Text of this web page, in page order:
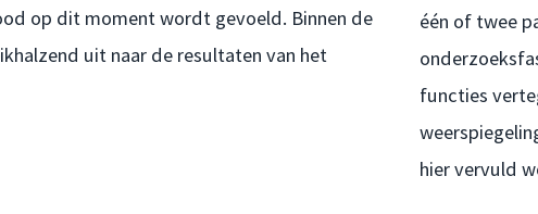
op dit moment wordt gevoeld. Binnen de
uit naar de resultaten van het
één of twee
functies
hier vervuld